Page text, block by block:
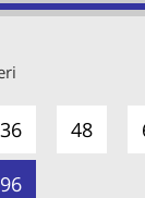
36 48
96